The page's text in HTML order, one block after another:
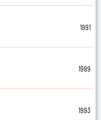
1991
1989
1993